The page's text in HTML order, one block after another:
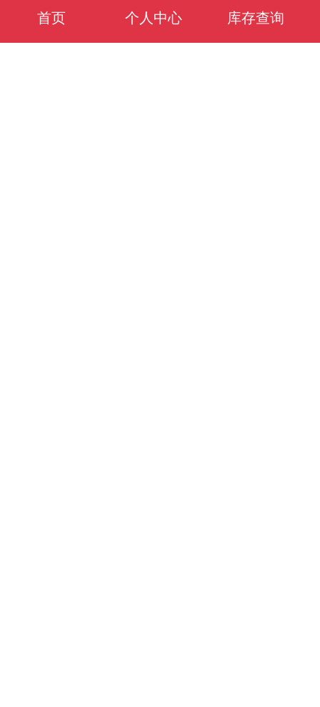
首页 个人中心 库存查询